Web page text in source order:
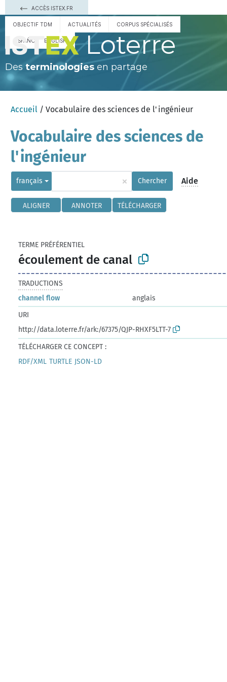
ACCÈS ISTEX.FR
OBJECTIF TDM ACTUALITÉS CORPUS SPÉCIALISÉS
ESPAÑOL ENGLISH Loterre
Des terminologies en partage
Accueil / Vocabulaire des sciences de l'ingénieur
Vocabulaire des sciences de
l'ingénieur
français × Chercher Aide
ALIGNER ANNOTER TÉLÉCHARGER
TERME PRÉFÉRENTIEL
écoulement de canal
TRADUCTIONS
channel flow
anglais
URI
http://data.loterre.fr/ark:/67375/QJP-RHXF5LTT-7
TÉLÉCHARGER CE CONCEPT :
RDF/XML TURTLE JSON-LD